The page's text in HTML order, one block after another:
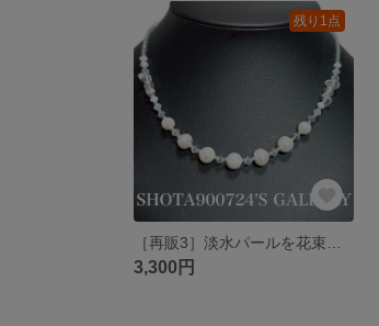
残り1点
3,300円